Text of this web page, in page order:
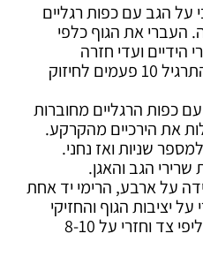
על הגב עם כפות רגליים
העברי את הגוף כלפי
הידיים ועדי חזרה
למקומן. חזרי על התרגיל 10 פעמים לחיזוק
כפות הרגליים מחוברות
את הירכיים מהקרקע.
שניות ואז נחני.
הגב והאגן.
על ארבע, הרימי יד אחת
יציבות הגוף והחזיקי
למספר שניות. החליפי צד וחזרי על 8-10